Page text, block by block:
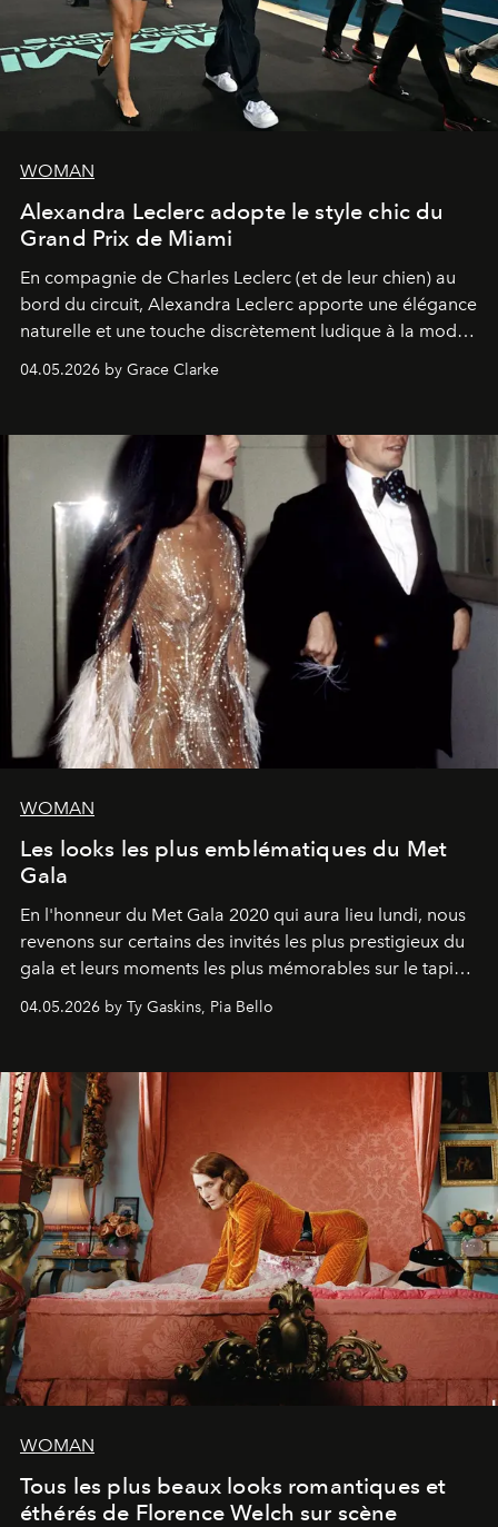
WOMAN
Alexandra Leclerc adopte le style chic du
Grand Prix de Miami
En compagnie de Charles Leclerc (et de leur chien) au
bord du circuit, Alexandra Leclerc apporte une élégance
naturelle et une touche discrètement ludique à la mode
04.05.2026 by Grace Clarke
WOMAN
Les looks les plus emblématiques du Met
Gala
En l'honneur du Met Gala 2020 qui aura lieu lundi, nous
revenons sur certains des invités les plus prestigieux du
gala et leurs moments les plus mémorables sur le tapis
04.05.2026 by Ty Gaskins, Pia Bello
WOMAN
Tous les plus beaux looks romantiques et
éthérés de Florence Welch sur scène